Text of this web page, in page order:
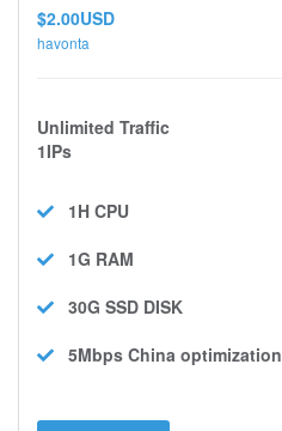
$2.00USD
havonta
Unlimited Traffic
1IPs
1H CPU
1G RAM
30G SSD DISK
5Mbps China optimization